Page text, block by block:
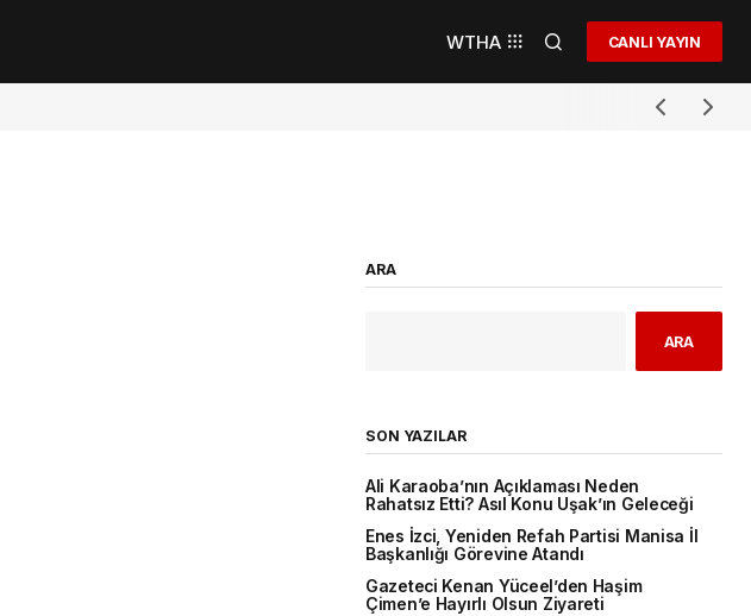
WTHA CANLI YAYIN
ARA
ARA
SON YAZILAR
Ali Karaoba’nın Açıklaması Neden
Rahatsız Etti? Asıl Konu Uşak’ın Geleceği
Enes İzci, Yeniden Refah Partisi Manisa İl
Başkanlığı Görevine Atandı
Gazeteci Kenan Yüceel’den Haşim
Çimen’e Hayırlı Olsun Ziyareti